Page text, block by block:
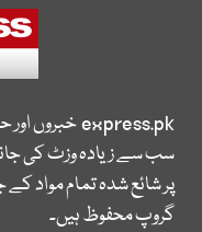
express.pkخبروں
سب سے زیادہ وزٹ کی
پر شائع شدہ تمام مواد
گروپ محفوظ ہیں۔